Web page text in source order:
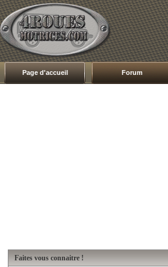
Page d'accueil Forum
Faites vous connaitre !